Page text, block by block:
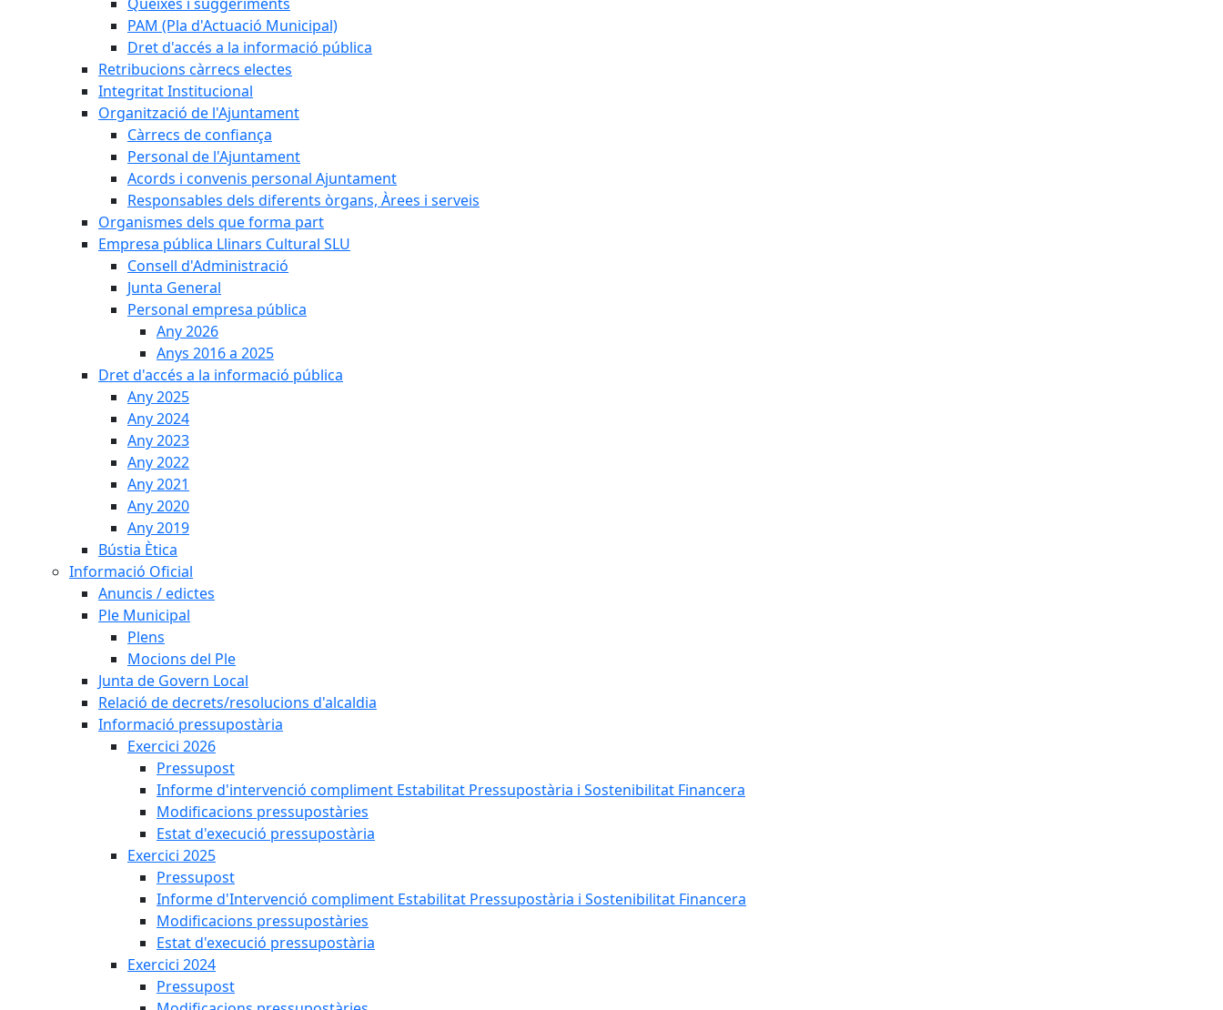
PAM (Pla d'Actuació Municipal)
Dret d'accés a la informació pública
Retribucions càrrecs electes
Integritat Institucional
Organització de l'Ajuntament
Càrrecs de confiança
Personal de l'Ajuntament
Acords i convenis personal Ajuntament
Responsables dels diferents òrgans, Àrees i serveis
Organismes dels que forma part
Empresa pública Llinars Cultural SLU
Consell d'Administració
Junta General
Personal empresa pública
Any 2026
Anys 2016 a 2025
Dret d'accés a la informació pública
Any 2025
Any 2024
Any 2023
Any 2022
Any 2021
Any 2020
Any 2019
Bústia Ètica
Informació Oficial
Anuncis / edictes
Ple Municipal
Plens
Mocions del Ple
Junta de Govern Local
Relació de decrets/resolucions d'alcaldia
Informació pressupostària
Exercici 2026
Pressupost
Informe d'intervenció compliment Estabilitat Pressupostària i Sostenibilitat Financera
Modificacions pressupostàries
Estat d'execució pressupostària
Exercici 2025
Pressupost
Informe d'Intervenció compliment Estabilitat Pressupostària i Sostenibilitat Financera
Modificacions pressupostàries
Estat d'execució pressupostària
Exercici 2024
Pressupost